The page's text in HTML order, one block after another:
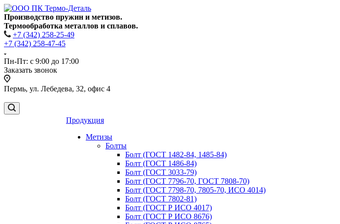
Производство пружин и метизов.
Термообработка металлов и сплавов.
+7 (342) 258-25-49
+7 (342) 258-47-45
Пн-Пт: с 9:00 до 17:00
Заказать звонок
Пермь, ул. Лебедева, 32, офис 4
Продукция
Метизы
Болты
Болт (ГОСТ 1482-84, 1485-84)
Болт (ГОСТ 1486-84)
Болт (ГОСТ 3033-79)
Болт (ГОСТ 7796-70, ГОСТ 7808-70)
Болт (ГОСТ 7798-70, 7805-70, ИСО 4014)
Болт (ГОСТ 7802-81)
Болт (ГОСТ Р ИСО 4017)
Болт (ГОСТ Р ИСО 8676)